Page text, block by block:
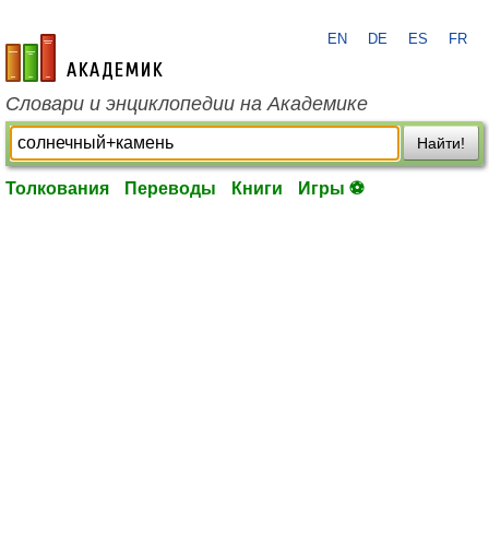
academic.ru
EN DE ES FR
Словари и энциклопедии на Академике
Найти!
Толкования Переводы Книги Игры ⚽